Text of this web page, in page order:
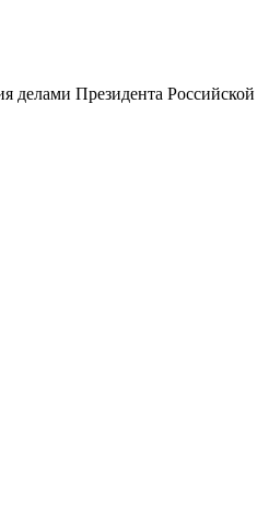
делами Президента Российской